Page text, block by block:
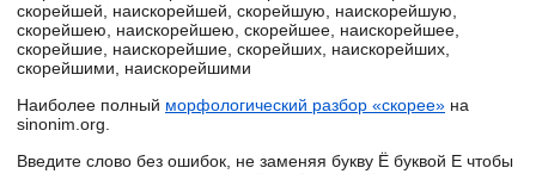
скорейшей, наискорейшей, скорейшую, наискорейшую,
скорейшею, наискорейшею, скорейшее, наискорейшее,
скорейшие, наискорейшие, скорейших, наискорейших,
скорейшими, наискорейшими
Наиболее полный морфологический разбор «скорее» на
sinonim.org.
Введите слово без ошибок, не заменяя букву Ё буквой Е чтобы